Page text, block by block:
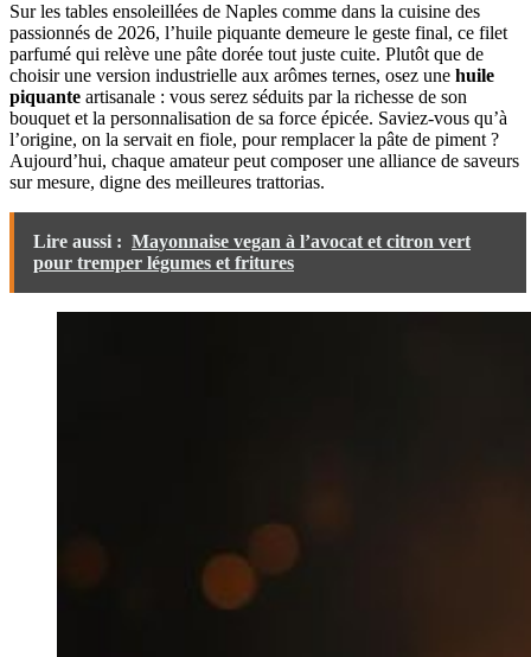
Sur les tables ensoleillées de Naples comme dans la cuisine des
passionnés de 2026, l’huile piquante demeure le geste final, ce filet
parfumé qui relève une pâte dorée tout juste cuite. Plutôt que de
choisir une version industrielle aux arômes ternes, osez une huile
piquante artisanale : vous serez séduits par la richesse de son
bouquet et la personnalisation de sa force épicée. Saviez-vous qu’à
l’origine, on la servait en fiole, pour remplacer la pâte de piment ?
Aujourd’hui, chaque amateur peut composer une alliance de saveurs
sur mesure, digne des meilleures trattorias.
Lire aussi : Mayonnaise vegan à l’avocat et citron vert
pour tremper légumes et fritures